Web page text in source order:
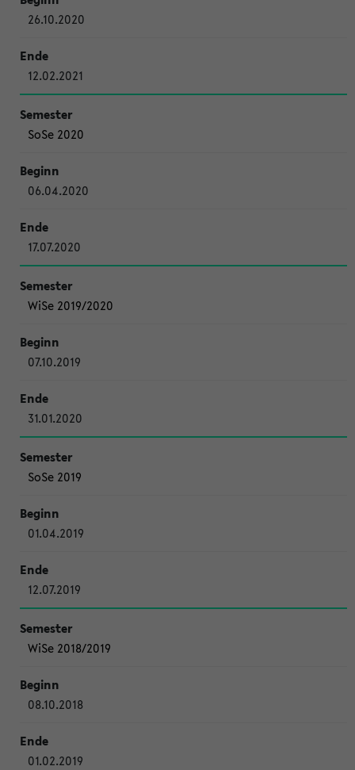
26.10.2020
12.02.2021
SoSe 2020
06.04.2020
17.07.2020
WiSe 2019/2020
07.10.2019
31.01.2020
SoSe 2019
01.04.2019
12.07.2019
WiSe 2018/2019
08.10.2018
01.02.2019